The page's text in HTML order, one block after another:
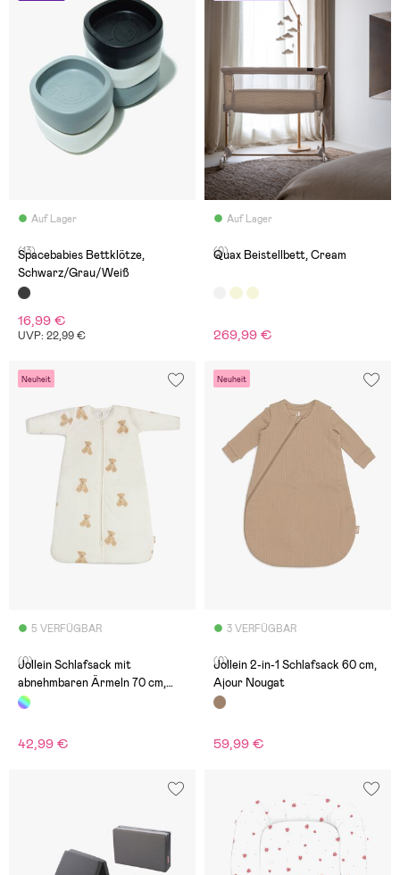
Auf Lager
(13)
Spacebabies Bettklötze,
Schwarz/Grau/Weiß
16,99 €
UVP: 22,99 €
Auf Lager
(0)
Quax Beistellbett, Cream
269,99 €
Neuheit
5 VERFÜGBAR
(0)
Jollein Schlafsack mit
abnehmbaren Ärmeln 70 cm,
Teddy Bear
42,99 €
Neuheit
3 VERFÜGBAR
(0)
Jollein 2-in-1 Schlafsack 60 cm,
Ajour Nougat
59,99 €